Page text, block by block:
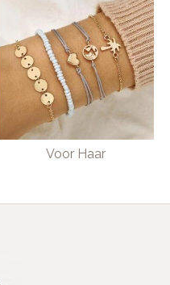
Voor Haar